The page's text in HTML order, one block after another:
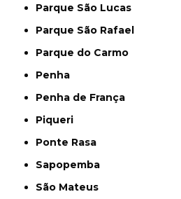
Parque São Lucas
Parque São Rafael
Parque do Carmo
Penha
Penha de França
Piqueri
Ponte Rasa
Sapopemba
São Mateus